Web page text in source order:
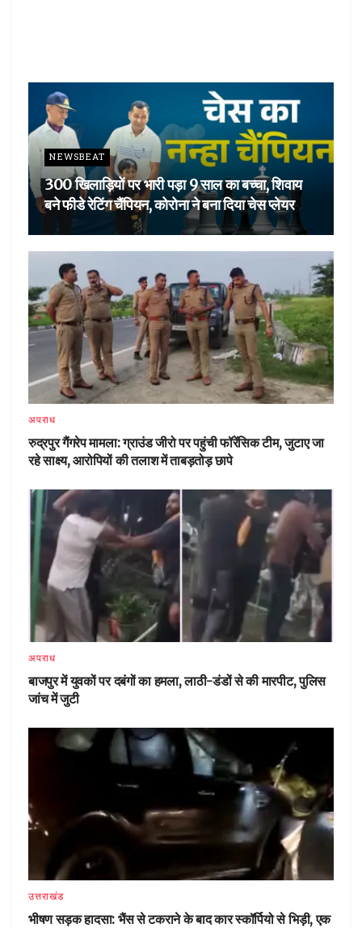
NEWSBEAT
300 खिलाड़ियों पर भारी पड़ा 9 साल का बच्चा, शिवाय
बने फीडे रेटिंग चैंपियन, कोरोना ने बना दिया चेस प्लेयर
अपराध
रुद्रपुर गैंगरेप मामला: ग्राउंड जीरो पर पहुंची फॉरेंसिक टीम, जुटाए जा
रहे साक्ष्य, आरोपियों की तलाश में ताबड़तोड़ छापे
अपराध
बाजपुर में युवकों पर दबंगों का हमला, लाठी-डंडों से की मारपीट, पुलिस
जांच में जुटी
उत्तराखंड
भीषण सड़क हादसा: भैंस से टकराने के बाद कार स्कॉर्पियो से भिड़ी, एक